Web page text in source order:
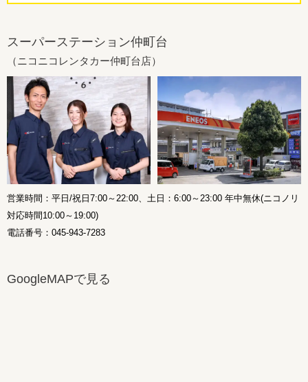
スーパーステーション仲町台
（ニコニコレンタカー仲町台店）
営業時間：平日/祝日7:00～22:00、土日：6:00～23:00 年中無休(ニコノリ
対応時間10:00～19:00)
電話番号：045-943-7283
GoogleMAPで見る